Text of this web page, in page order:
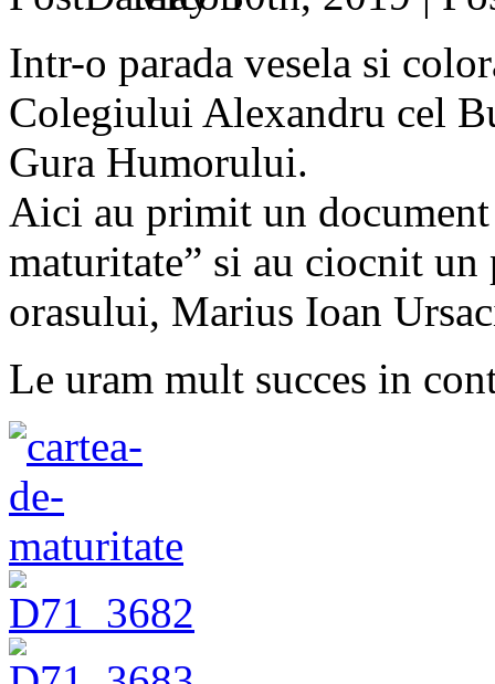
Intr-o parada vesela si
Colegiului Alexandru cel
Gura Humorului.
Aici au primit un
maturitate” si au ciocnit un
orasului, Marius Ioan
Le uram mult succes in